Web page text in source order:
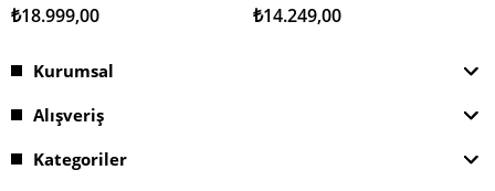
₺18.999,00 ₺14.249,00
Kurumsal
Alışveriş
Kategoriler